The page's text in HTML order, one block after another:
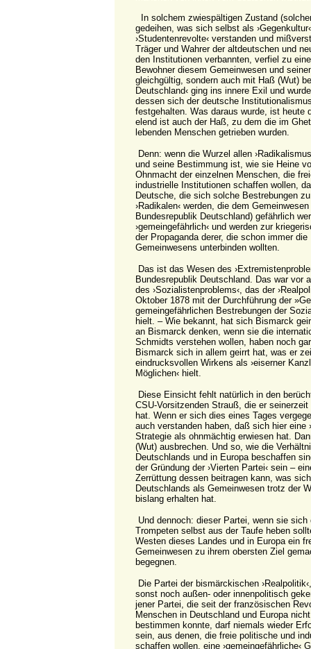
In solchem zwiespältigen Zustand
gedeihen, was sich selbst als
›Studentenrevolte‹ verstanden und
Träger und Wahrer der altdeutschen und
den Institutionen verbannten, verfiel zu
Bewohner diesem Gemeinwesen und
gleichgültig, sondern auch mit Haß (Wut)
Deutschland‹ ging ins innere Exil und
dessen sich der deutsche
festgehalten. Was daraus wurde, ist heute
elend ist auch der Haß, zu dem die im
lebenden Menschen getrieben wurden.
Denn: wenn die Wurzel allen
und seine Bestimmung ist, wie sie Heine
Ohnmacht der einzelnen Menschen, die
industrielle Institutionen schaffen wollen,
Deutsche, die sich solche Bestrebungen
›Radikalen‹ werden, die dem
Bundesrepublik Deutschland) gefährlich
›gemeingefährlich‹ und werden zur
der Propaganda derer, die schon immer
Gemeinwesens unterbinden wollten.
Das ist das Wesen des
Bundesrepublik Deutschland. Das war vor
des ›Sozialistenproblems‹, das der
Oktober 1878 mit der Durchführung der
gemeingefährlichen Bestrebungen der
hielt. – Wie bekannt, hat sich Bismarck
an Bismarck denken, wenn sie die
Schmidts verstehen wollen, haben noch
Bismarck sich in allem geirrt hat, was er
eindrucksvollen Wirkens als ›eiserner
Möglichen‹ hielt.
Diese Einsicht fehlt natürlich in den
CSU-Vorsitzenden Strauß, die er
hat. Wenn er sich dies eines Tages
auch verstanden haben, daß sich hier eine
Strategie als ohnmächtig erwiesen hat.
(Wut) ausbrechen. Und so, wie die
Deutschlands und in Europa beschaffen
der Gründung der ›Vierten Partei‹ sein –
Zerrüttung dessen beitragen kann, was
Deutschlands als Gemeinwesen trotz der
bislang erhalten hat.
Und dennoch: dieser Partei, wenn sie
Trompeten selbst aus der Taufe heben
Westen dieses Landes und in Europa ein
Gemeinwesen zu ihrem obersten Ziel
begegnen.
Die Partei der bismärckischen
sonst noch außen- oder innenpolitisch
jener Partei, die seit der französischen
Menschen in Deutschland und Europa
bestimmen konnte, darf niemals wieder
sein, aus denen, die freie politische und
schaffen wollen, eine ›gemeingefährliche‹